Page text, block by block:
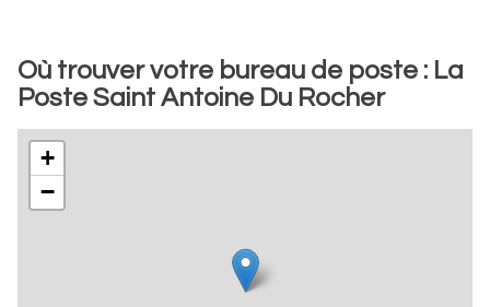
Où trouver votre bureau de poste : La
Poste Saint Antoine Du Rocher
+
−